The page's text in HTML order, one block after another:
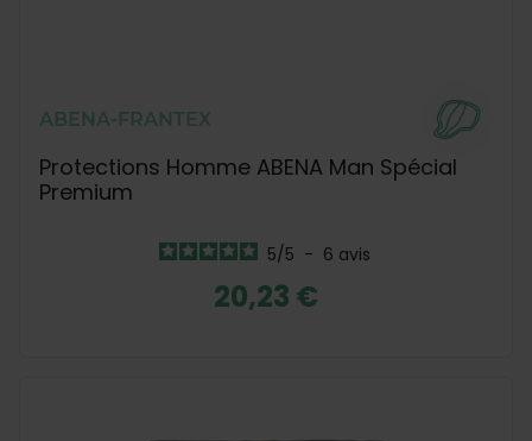
ABENA-FRANTEX
Protections Homme ABENA Man Spécial
Premium
5/5 - 6 avis
20,23 €